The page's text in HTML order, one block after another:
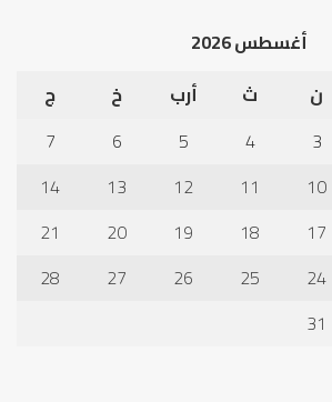
أغسطس 2026
ن ث أرب خ
ج
3
4
5
6
7
10
11
12
13
14
17
18
19
20
21
24
25
26
27
28
31